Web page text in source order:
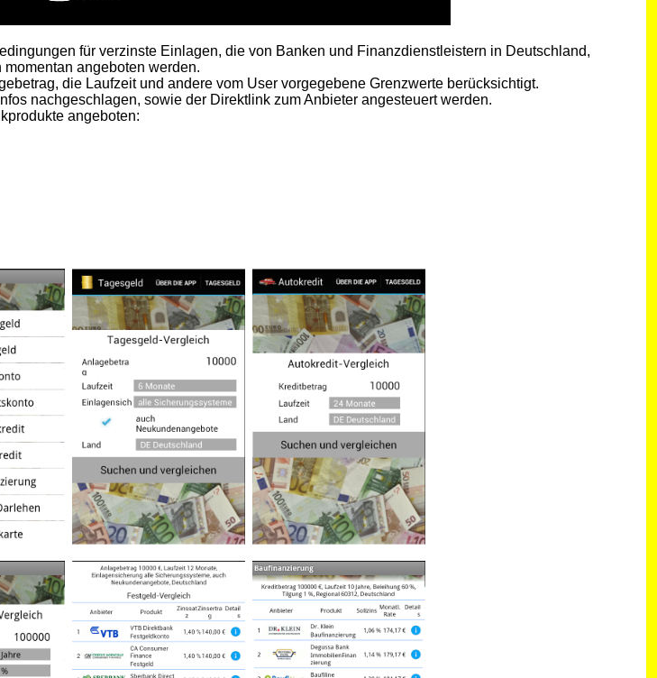
für verzinste Einlagen, die von Banken und Finanzdienstleistern in Deutschland,
angeboten werden.
die Laufzeit und andere vom User vorgegebene Grenzwerte berücksichtigt.
nachgeschlagen, sowie der Direktlink zum Anbieter angesteuert werden.
angeboten: